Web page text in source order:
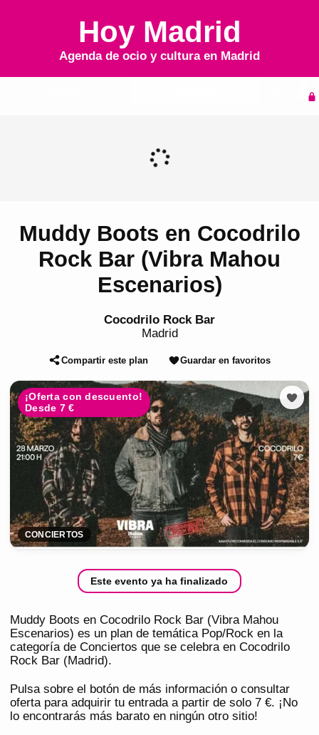
Hoy Madrid
Agenda de ocio y cultura en Madrid
Muddy Boots en Cocodrilo
Rock Bar (Vibra Mahou
Escenarios)
Cocodrilo Rock Bar
Madrid
Compartir este plan Guardar en favoritos
¡Oferta con descuento!
Desde 7 €
CONCIERTOS
Este evento ya ha finalizado
Muddy Boots en Cocodrilo Rock Bar (Vibra Mahou
Escenarios) es un plan de temática Pop/Rock en la
categoría de Conciertos que se celebra en Cocodrilo
Rock Bar (Madrid).
Pulsa sobre el botón de más información o consultar
oferta para adquirir tu entrada a partir de solo 7 €. ¡No
lo encontrarás más barato en ningún otro sitio!